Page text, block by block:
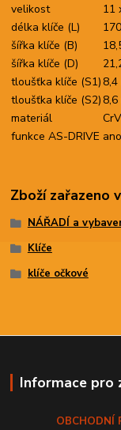
velikost
11
délka klíče (L)
šířka klíče (B)
šířka klíče (D)
tloušťka klíče (S1) 8,4
tloušťka klíče (S2) 8,6
materiál
funkce AS-DRIVE ano
Zboží zařazeno
NÁŘADÍ a
Klíče
klíče očkové
Informace pro
OBCHODNÍ